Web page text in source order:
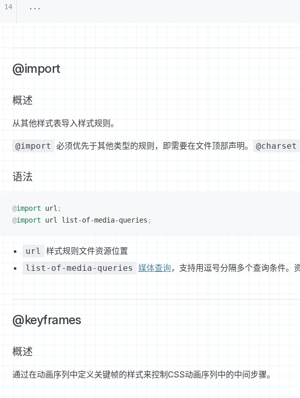
...
@import
概述
从其他样式表导入样式规则。
@import 必须优先于其他类型的规则，即需要在文件顶部声明。 @charset
语法
@import url ;
@import url list-of-media-queries ;
url 样式规则文件资源位置
list-of-media-queries 媒体查询，支持用逗号分隔多个查询条件。
@keyframes
概述
通过在动画序列中定义关键帧的样式来控制CSS动画序列中的中间步骤。